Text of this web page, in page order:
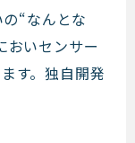
“なんとな
おいセンサー
す。独自開発